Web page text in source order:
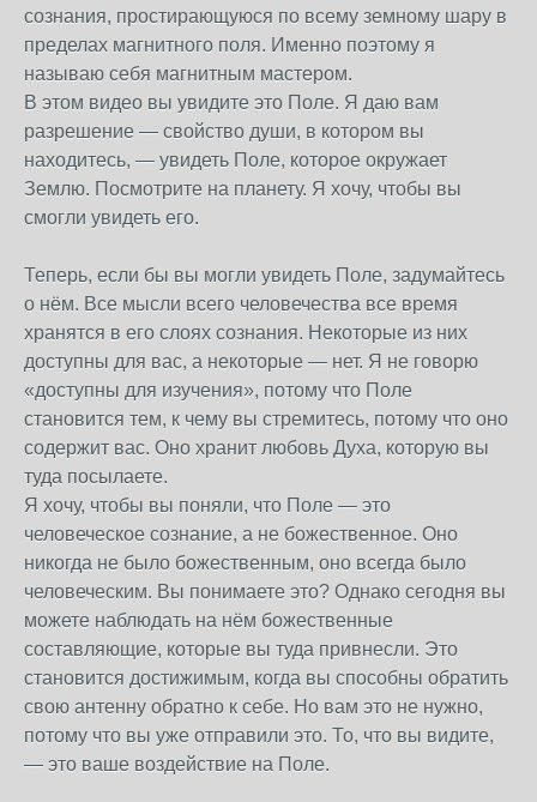
сознания, простирающуюся по всему земному шару в
пределах магнитного поля. Именно поэтому я
называю себя магнитным мастером.
В этом видео вы увидите это Поле. Я даю вам
разрешение — свойство души, в котором вы
находитесь, — увидеть Поле, которое окружает
Землю. Посмотрите на планету. Я хочу, чтобы вы
смогли увидеть его.
Теперь, если бы вы могли увидеть Поле, задумайтесь
о нём. Все мысли всего человечества все время
хранятся в его слоях сознания. Некоторые из них
доступны для вас, а некоторые — нет. Я не говорю
«доступны для изучения», потому что Поле
становится тем, к чему вы стремитесь, потому что оно
содержит вас. Оно хранит любовь Духа, которую вы
туда посылаете.
Я хочу, чтобы вы поняли, что Поле — это
человеческое сознание, а не божественное. Оно
никогда не было божественным, оно всегда было
человеческим. Вы понимаете это? Однако сегодня вы
можете наблюдать на нём божественные
составляющие, которые вы туда привнесли. Это
становится достижимым, когда вы способны обратить
свою антенну обратно к себе. Но вам это не нужно,
потому что вы уже отправили это. То, что вы видите,
— это ваше воздействие на Поле.